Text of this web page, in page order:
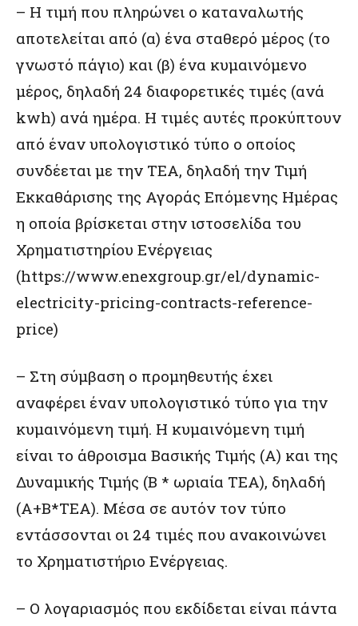
– Η τιμή που πληρώνει ο καταναλωτής
αποτελείται από (α) ένα σταθερό μέρος (το
γνωστό πάγιο) και (β) ένα κυμαινόμενο
μέρος, δηλαδή 24 διαφορετικές τιμές (ανά
kwh) ανά ημέρα. Η τιμές αυτές προκύπτουν
από έναν υπολογιστικό τύπο ο οποίος
συνδέεται με την ΤΕΑ, δηλαδή την Τιμή
Εκκαθάρισης της Αγοράς Επόμενης Ημέρας
η οποία βρίσκεται στην ιστοσελίδα του
Χρηματιστηρίου Ενέργειας
(https://www.enexgroup.gr/el/dynamic-
electricity-pricing-contracts-reference-
price)
– Στη σύμβαση ο προμηθευτής έχει
αναφέρει έναν υπολογιστικό τύπο για την
κυμαινόμενη τιμή. Η κυμαινόμενη τιμή
είναι το άθροισμα Βασικής Τιμής (Α) και της
Δυναμικής Τιμής (Β * ωριαία ΤΕΑ), δηλαδή
(Α+Β*ΤΕΑ). Μέσα σε αυτόν τον τύπο
εντάσσονται οι 24 τιμές που ανακοινώνει
το Χρηματιστήριο Ενέργειας.
– Ο λογαριασμός που εκδίδεται είναι πάντα